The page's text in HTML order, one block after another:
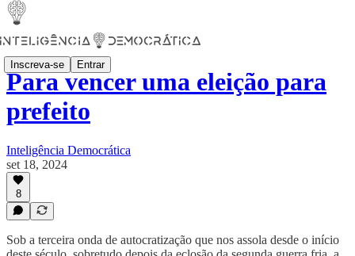
Inscreva-se Entrar
Para vencer uma eleição para
prefeito
Inteligência Democrática
set 18, 2024
8
Sob a terceira onda de autocratização que nos assola desde o início